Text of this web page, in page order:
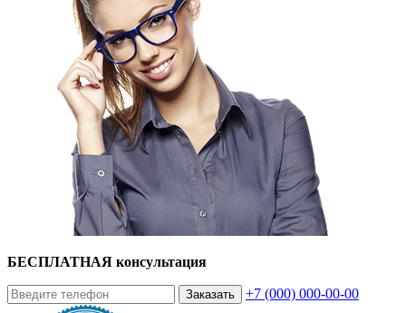
БЕСПЛАТНАЯ консультация
Заказать +7 (000) 000-00-00